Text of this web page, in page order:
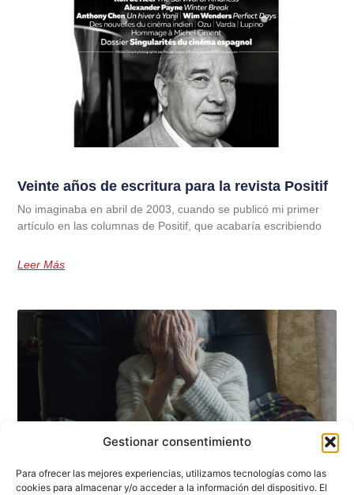
Gestionar consentimiento
Para ofrecer las mejores experiencias, utilizamos tecnologías como las
cookies para almacenar y/o acceder a la información del dispositivo. El
Veinte años de escritura para la revista Positif
No imaginaba en abril de 2003, cuando se publicó mi primer
artículo en las columnas de Positif, que acabaría escribiendo
Leer Más